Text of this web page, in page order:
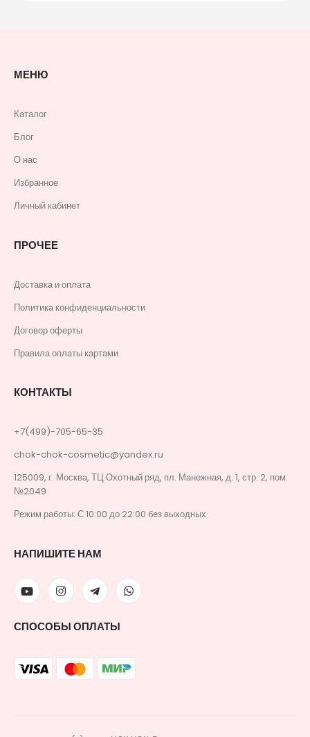
МЕНЮ
Каталог
Блог
О нас
Избранное
Личный кабинет
ПРОЧЕЕ
Доставка и оплата
Политика конфиденциальности
Договор оферты
Правила оплаты картами
КОНТАКТЫ
+7(499)-705-65-35
chok-chok-cosmetic@yandex.ru
125009, г. Москва, ТЦ Охотный ряд, пл. Манежная, д. 1, стр. 2, пом.
№2049
Режим работы: С 10:00 до 22:00 без выходных
НАПИШИТЕ НАМ
СПОСОБЫ ОПЛАТЫ